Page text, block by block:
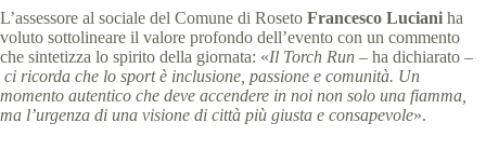
L’assessore al sociale del Comune di Roseto Francesco Luciani ha
voluto sottolineare il valore profondo dell’evento con un commento
che sintetizza lo spirito della giornata: «Il Torch Run – ha dichiarato –
ci ricorda che lo sport è inclusione, passione e comunità. Un
momento autentico che deve accendere in noi non solo una fiamma,
ma l’urgenza di una visione di città più giusta e consapevole».